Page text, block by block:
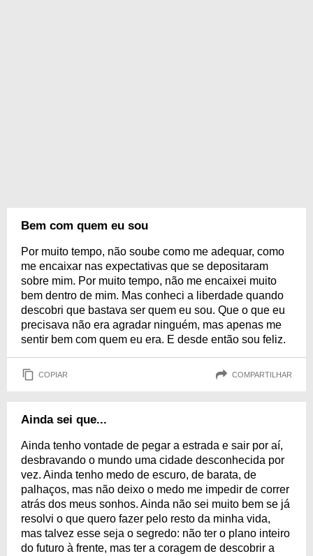
Bem com quem eu sou
Por muito tempo, não soube como me adequar, como
me encaixar nas expectativas que se depositaram
sobre mim. Por muito tempo, não me encaixei muito
bem dentro de mim. Mas conheci a liberdade quando
descobri que bastava ser quem eu sou. Que o que eu
precisava não era agradar ninguém, mas apenas me
sentir bem com quem eu era. E desde então sou feliz.
COPIAR COMPARTILHAR
Ainda sei que...
Ainda tenho vontade de pegar a estrada e sair por aí,
desbravando o mundo uma cidade desconhecida por
vez. Ainda tenho medo de escuro, de barata, de
palhaços, mas não deixo o medo me impedir de correr
atrás dos meus sonhos. Ainda não sei muito bem se já
resolvi o que quero fazer pelo resto da minha vida,
mas talvez esse seja o segredo: não ter o plano inteiro
do futuro à frente, mas ter a coragem de descobrir a